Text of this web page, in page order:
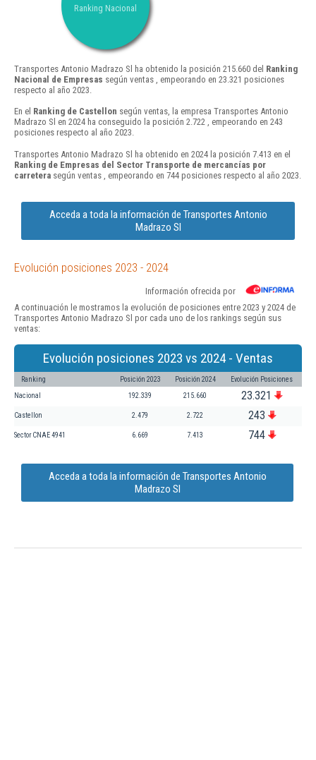
Ranking Nacional
Transportes Antonio Madrazo Sl ha obtenido la posición 215.660 del Ranking
Nacional de Empresas según ventas , empeorando en 23.321 posiciones
respecto al año 2023.
En el Ranking de Castellon según ventas, la empresa Transportes Antonio
Madrazo Sl en 2024 ha conseguido la posición 2.722 , empeorando en 243
posiciones respecto al año 2023.
Transportes Antonio Madrazo Sl ha obtenido en 2024 la posición 7.413 en el
Ranking de Empresas del Sector Transporte de mercancías por
carretera según ventas , empeorando en 744 posiciones respecto al año 2023.
Acceda a toda la información de Transportes Antonio
Madrazo Sl
Evolución posiciones 2023 - 2024
Información ofrecida por
A continuación le mostramos la evolución de posiciones entre 2023 y 2024 de
Transportes Antonio Madrazo Sl por cada uno de los rankings según sus
ventas:
Evolución posiciones 2023 vs 2024 - Ventas
Ranking Posición 2023 Posición 2024 Evolución Posiciones
Nacional 192.339 215.660 23.321
Castellon 2.479 2.722 243
Sector CNAE 4941 6.669 7.413 744
Acceda a toda la información de Transportes Antonio
Madrazo Sl